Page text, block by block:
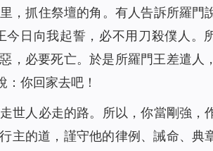
，抓住祭壇的角。有人告訴所羅門
日向我起誓，必不用刀殺僕人。
，必要死亡。於是所羅門王差遣人
你回家去吧！
世人必走的路。所以，你當剛強，
的道，謹守他的律例、誡命、典